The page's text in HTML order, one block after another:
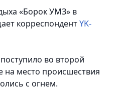
«Борок УМЗ» в
корреспондентYK-
во второй
место происшествия
с огнем.